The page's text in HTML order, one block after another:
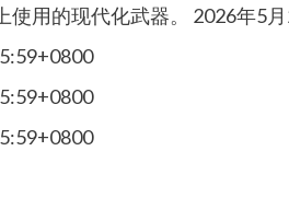
使用的现代化武器。 2026年5